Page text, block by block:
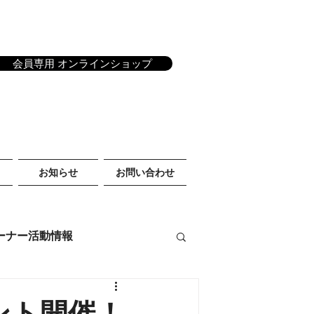
会員専用 オンラインショップ
お知らせ お問い合わせ
ナー活動情報